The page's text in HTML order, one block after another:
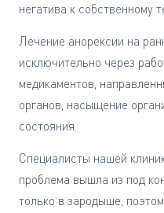
негатива к собственному
Лечение анорексии на
исключительно через
медикаментов,
органов, насыщение
состояния.
Специалисты нашей
проблема вышла из под
только в зародыше,